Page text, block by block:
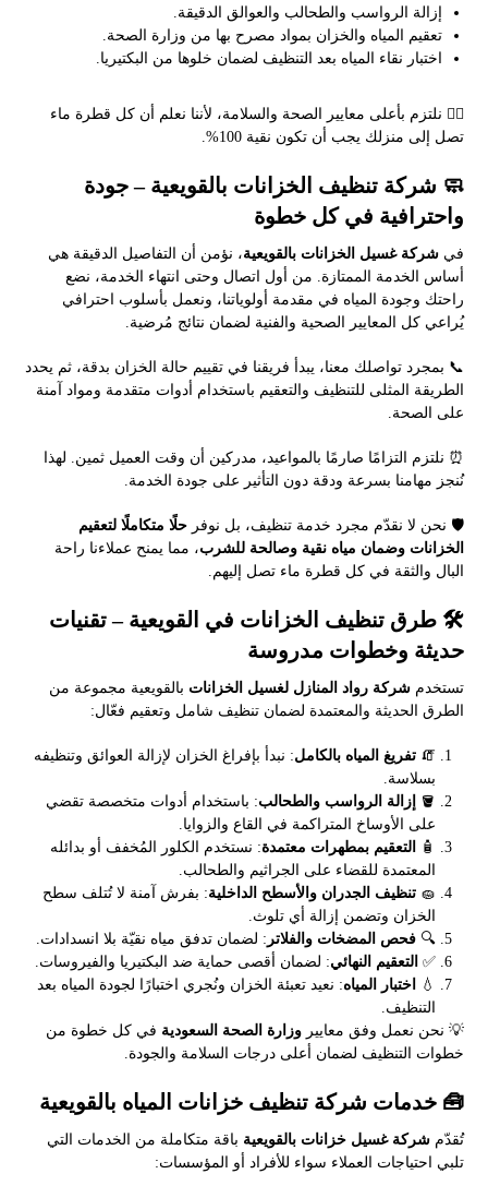
إزالة الرواسب والطحالب والعوالق الدقيقة.
تعقيم المياه والخزان بمواد مصرح بها من وزارة الصحة.
اختبار نقاء المياه بعد التنظيف لضمان خلوها من البكتيريا.
👨‍⚕️ نلتزم بأعلى معايير الصحة والسلامة، لأننا نعلم أن كل قطرة ماء
تصل إلى منزلك يجب أن تكون نقية 100%.
🧼 شركة تنظيف الخزانات بالقويعية – جودة
واحترافية في كل خطوة
فيشركة غسيل الخزانات بالقويعية، نؤمن أن التفاصيل الدقيقة هي
أساس الخدمة الممتازة. من أول اتصال وحتى انتهاء الخدمة، نضع
راحتك وجودة المياه في مقدمة أولوياتنا، ونعمل بأسلوب احترافي
يُراعي كل المعايير الصحية والفنية لضمان نتائج مُرضية.
📞 بمجرد تواصلك معنا، يبدأ فريقنا في تقييم حالة الخزان بدقة، ثم يحدد
الطريقة المثلى للتنظيف والتعقيم باستخدام أدوات متقدمة ومواد آمنة
على الصحة.
⏰ نلتزم التزامًا صارمًا بالمواعيد، مدركين أن وقت العميل ثمين. لهذا
نُنجز مهامنا بسرعة ودقة دون التأثير على جودة الخدمة.
🛡️ نحن لا نقدّم مجرد خدمة تنظيف، بل نوفرحلًا متكاملًا لتعقيم
الخزانات وضمان مياه نقية وصالحة للشرب، مما يمنح عملاءنا راحة
البال والثقة في كل قطرة ماء تصل إليهم.
🛠️ طرق تنظيف الخزانات في القويعية – تقنيات
حديثة وخطوات مدروسة
تستخدمشركة رواد المنازل لغسيل الخزانات بالقويعية مجموعة من
الطرق الحديثة والمعتمدة لضمان تنظيف شامل وتعقيم فعّال:
🧯تفريغ المياه بالكامل: نبدأ بإفراغ الخزان لإزالة العوائق وتنظيفه
بسلاسة.
🪣
إزالة الرواسب والطحالب: باستخدام أدوات متخصصة تقضي
على الأوساخ المتراكمة في القاع والزوايا.
🧴
التعقيم بمطهرات معتمدة: نستخدم الكلور المُخفف أو بدائله
المعتمدة للقضاء على الجراثيم والطحالب.
🧽تنظيف الجدران والأسطح الداخلية: بفرش آمنة لا تُتلف سطح
الخزان وتضمن إزالة أي تلوث.
🔍فحص المضخات والفلاتر : لضمان تدفق مياه نقيّة بلا انسدادات.
✅ التعقيم النهائي: لضمان أقصى حماية ضد البكتيريا والفيروسات.
💧
اختبار المياه: نعيد تعبئة الخزان ونُجري اختبارًا لجودة المياه بعد
التنظيف.
💡 نحن نعمل وفق معاييروزارة الصحة السعودية في كل خطوة من
خطوات التنظيف لضمان أعلى درجات السلامة والجودة.
🧰 خدمات شركة تنظيف خزانات المياه بالقويعية
تُقدّمشركة غسيل خزانات بالقويعية باقة متكاملة من الخدمات التي
تلبي احتياجات العملاء سواء للأفراد أو المؤسسات: